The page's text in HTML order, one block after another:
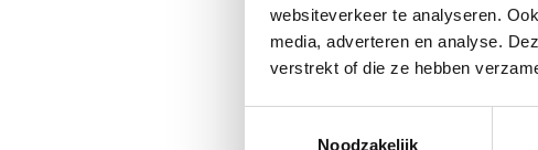
websiteverkeer te analyseren.
media, adverteren en analyse.
verstrekt of die ze hebben
Noodzakelijk